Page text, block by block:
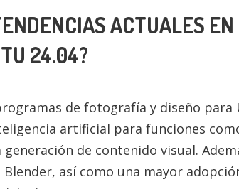
ACTUALES
24.04?
de fotografía y diseño
artificial para funciones
de contenido visual.
así como una mayor